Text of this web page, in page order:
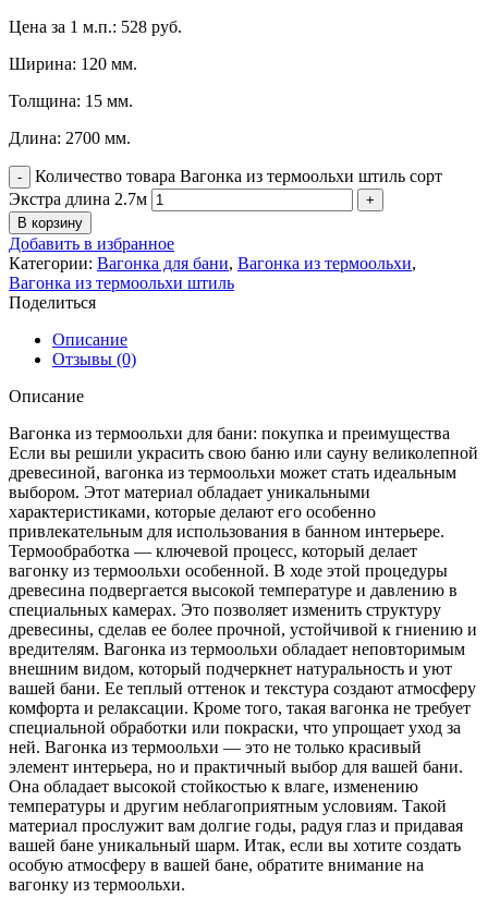
Цена за 1 м.п.: 528 руб.
Ширина: 120 мм.
Толщина: 15 мм.
Длина: 2700 мм.
Количество товара Вагонка из термоольхи штиль сорт
Экстра длина 2.7м
В корзину
Добавить в избранное
Категории: Вагонка для бани, Вагонка из термоольхи,
Вагонка из термоольхи штиль
Поделиться
Описание
Отзывы (0)
Описание
Вагонка из термоольхи для бани: покупка и преимущества
Если вы решили украсить свою баню или сауну великолепной
древесиной, вагонка из термоольхи может стать идеальным
выбором. Этот материал обладает уникальными
характеристиками, которые делают его особенно
привлекательным для использования в банном интерьере.
Термообработка — ключевой процесс, который делает
вагонку из термоольхи особенной. В ходе этой процедуры
древесина подвергается высокой температуре и давлению в
специальных камерах. Это позволяет изменить структуру
древесины, сделав ее более прочной, устойчивой к гниению и
вредителям. Вагонка из термоольхи обладает неповторимым
внешним видом, который подчеркнет натуральность и уют
вашей бани. Ее теплый оттенок и текстура создают атмосферу
комфорта и релаксации. Кроме того, такая вагонка не требует
специальной обработки или покраски, что упрощает уход за
ней. Вагонка из термоольхи — это не только красивый
элемент интерьера, но и практичный выбор для вашей бани.
Она обладает высокой стойкостью к влаге, изменению
температуры и другим неблагоприятным условиям. Такой
материал прослужит вам долгие годы, радуя глаз и придавая
вашей бане уникальный шарм. Итак, если вы хотите создать
особую атмосферу в вашей бане, обратите внимание на
вагонку из термоольхи.